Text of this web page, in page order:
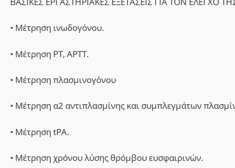
• Μέτρηση ινωδογόνου.
• Μέτρηση PT, ΑPTT.
• Μέτρηση πλασμινογόνου
• Μέτρηση α2 αντιπλασμίνης και συμπλεγμάτων
• Μέτρηση tPA.
• Μέτρηση χρόνου λύσης θρόμβου ευσφαιρινών.